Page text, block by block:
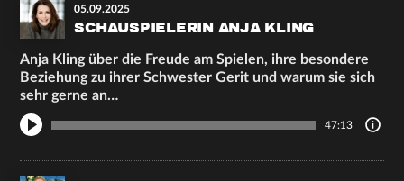
05.09.2025
SCHAUSPIELERIN ANJA KLING
Anja Kling über die Freude am Spielen, ihre besondere
Beziehung zu ihrer Schwester Gerit und warum sie sich
sehr gerne an…
47:13